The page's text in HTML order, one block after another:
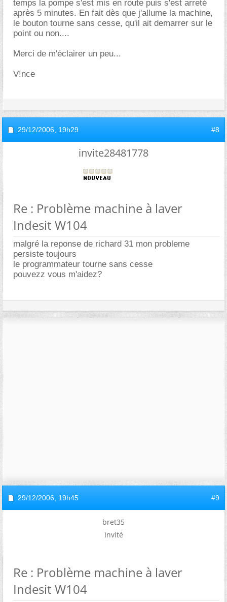
temps la pompe s'est mis en route puis s'est arreté
après 5 minutes. En fait dès que j'allume la machine,
le bouton tourne sans cesse, qu'il ait demarrer sur le
point ou non....
Merci de m'éclairer un peu...
V!nce
29/12/2006, 19h29 #8
invite28481778
Re : Problème machine à laver
Indesit W104
malgré la reponse de richard 31 mon probleme
persiste toujours
le programmateur tourne sans cesse
pouvezz vous m'aidez?
29/12/2006, 19h45 #9
bret35
Invité
Re : Problème machine à laver
Indesit W104